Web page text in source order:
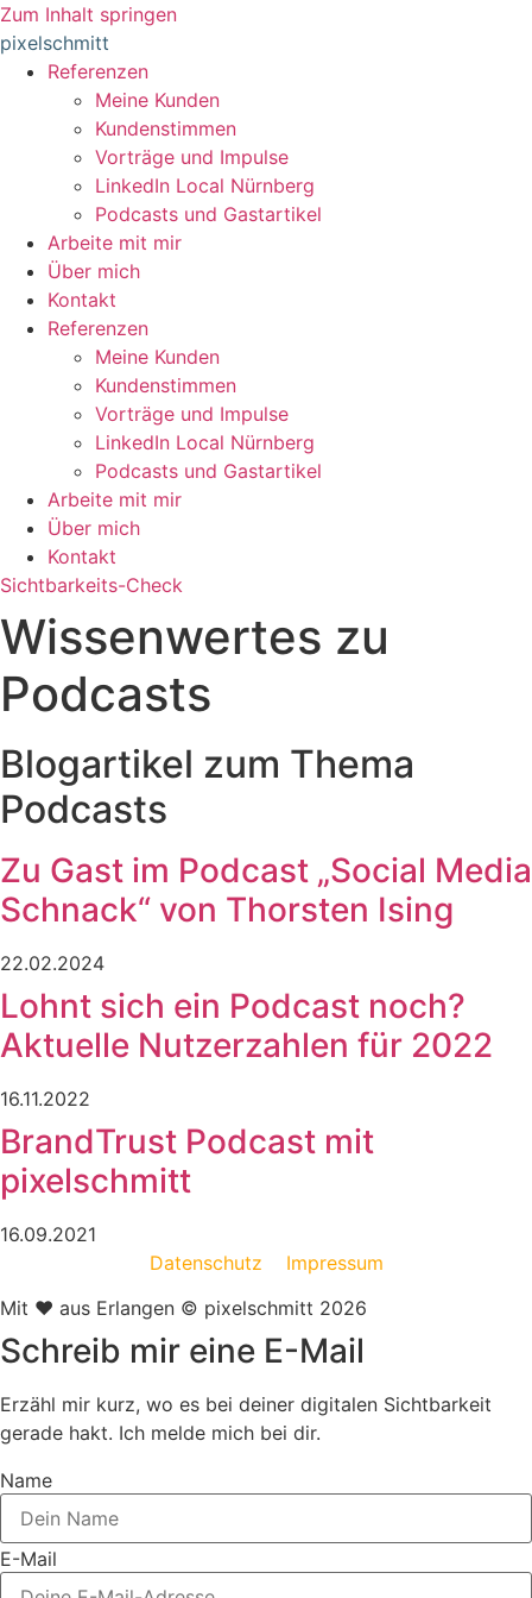
Zum Inhalt springen
pixelschmitt
Referenzen
Meine Kunden
Kundenstimmen
Vorträge und Impulse
LinkedIn Local Nürnberg
Podcasts und Gastartikel
Arbeite mit mir
Über mich
Kontakt
Referenzen
Meine Kunden
Kundenstimmen
Vorträge und Impulse
LinkedIn Local Nürnberg
Podcasts und Gastartikel
Arbeite mit mir
Über mich
Kontakt
Sichtbarkeits-Check
Wissenwertes zu
Podcasts
Blogartikel zum Thema
Podcasts
Zu Gast im Podcast „Social Media
Schnack“ von Thorsten Ising
22.02.2024
Lohnt sich ein Podcast noch?
Aktuelle Nutzerzahlen für 2022
16.11.2022
BrandTrust Podcast mit
pixelschmitt
16.09.2021
Datenschutz
Impressum
Mit ❤️ aus Erlangen © pixelschmitt 2026
Schreib mir eine E-Mail
Erzähl mir kurz, wo es bei deiner digitalen Sichtbarkeit
gerade hakt. Ich melde mich bei dir.
Name
E-Mail